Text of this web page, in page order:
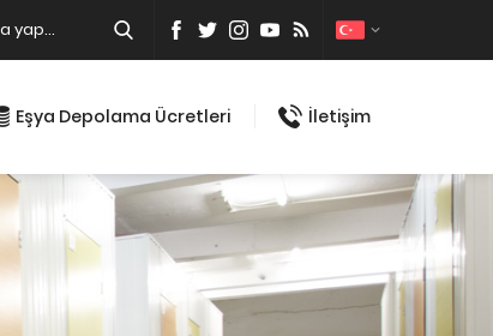
Eşya Depolama Ücretleri İletişim